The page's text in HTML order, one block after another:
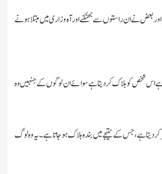
بعض نے ان راستوں سے بھٹکنے اور آہ و زاری میں مبتلا ہونے
اس شخص کو ہلاک کر دیتا ہے سوائے ان لوگوں کے جنہیں وہ
دیتاہے، جس کے نتیجے میں بندہ ہلاک ہو جاتا ہے۔ یہ وہ لوگ